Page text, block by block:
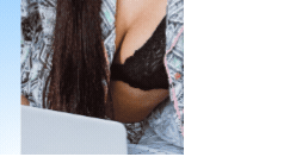
toda modelo lleva, el